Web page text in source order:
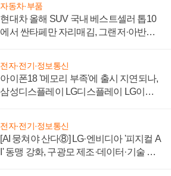
자동차·부품
현대차 올해 SUV 국내 베스트셀러 톱10
에서 싼타페만 자리매김, 그랜저·아반떼
전자·전기·정보통신
아이폰18 '메모리 부족'에 출시 지연되나,
삼성디스플레이 LG디스플레이 LG이노
전자·전기·정보통신
[AI 뭉쳐야 산다⑧] LG·엔비디아 '피지컬 A
I' 동맹 강화, 구광모 제조·데이터·기술 결